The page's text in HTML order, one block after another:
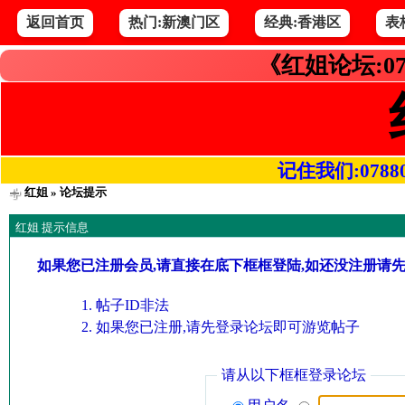
返回首页 热门:新澳门区 经典:香港区 表
《红姐论坛
记住我们
红姐» 论坛提示
红姐 提示信息
如果您已注册会员,请直接在底下框框登陆,如还没注册请
帖子ID非法
如果您已注册,请先登录论坛即可游览帖子
请从以下框框登录论坛